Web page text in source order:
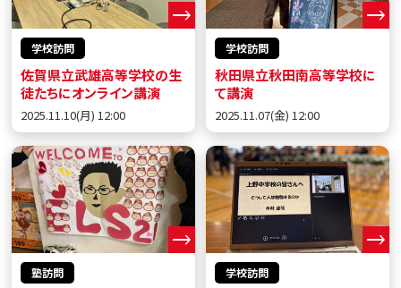
学校訪問
佐賀県立武雄高等学校の生
徒たちにオンライン講演
2025.11.10(月) 12:00
学校訪問
秋田県立秋田南高等学校に
て講演
2025.11.07(金) 12:00
塾訪問 学校訪問